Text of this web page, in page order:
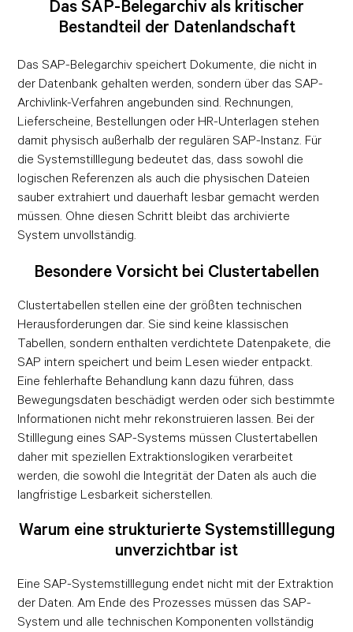
Das SAP-Belegarchiv als kritischer
Bestandteil der Datenlandschaft
Das SAP-Belegarchiv speichert Dokumente, die nicht in
der Datenbank gehalten werden, sondern über das SAP-
Archivlink-Verfahren angebunden sind. Rechnungen,
Lieferscheine, Bestellungen oder HR-Unterlagen stehen
damit physisch außerhalb der regulären SAP-Instanz. Für
die Systemstilllegung bedeutet das, dass sowohl die
logischen Referenzen als auch die physischen Dateien
sauber extrahiert und dauerhaft lesbar gemacht werden
müssen. Ohne diesen Schritt bleibt das archivierte
System unvollständig.
Besondere Vorsicht bei Clustertabellen
Clustertabellen stellen eine der größten technischen
Herausforderungen dar. Sie sind keine klassischen
Tabellen, sondern enthalten verdichtete Datenpakete, die
SAP intern speichert und beim Lesen wieder entpackt.
Eine fehlerhafte Behandlung kann dazu führen, dass
Bewegungsdaten beschädigt werden oder sich bestimmte
Informationen nicht mehr rekonstruieren lassen. Bei der
Stilllegung eines SAP-Systems müssen Clustertabellen
daher mit speziellen Extraktionslogiken verarbeitet
werden, die sowohl die Integrität der Daten als auch die
langfristige Lesbarkeit sicherstellen.
Warum eine strukturierte Systemstilllegung
unverzichtbar ist
Eine SAP-Systemstilllegung endet nicht mit der Extraktion
der Daten. Am Ende des Prozesses müssen das SAP-
System und alle technischen Komponenten vollständig